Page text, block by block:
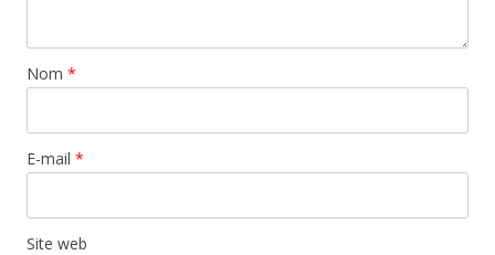
Nom *
E-mail *
Site web